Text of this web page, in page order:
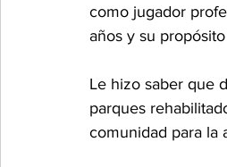
como jugador
años y su
Le hizo saber que
parques
comunidad para la